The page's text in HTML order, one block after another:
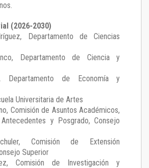
(2026-2030)
, Departamento de Ciencias
, Departamento de Ciencia y
Departamento de Economía y
Universitaria de Artes
, Comisión de Asuntos Académicos,
y Posgrado, Consejo
, Comisión de Extensión
Superior
, Comisión de Investigación y